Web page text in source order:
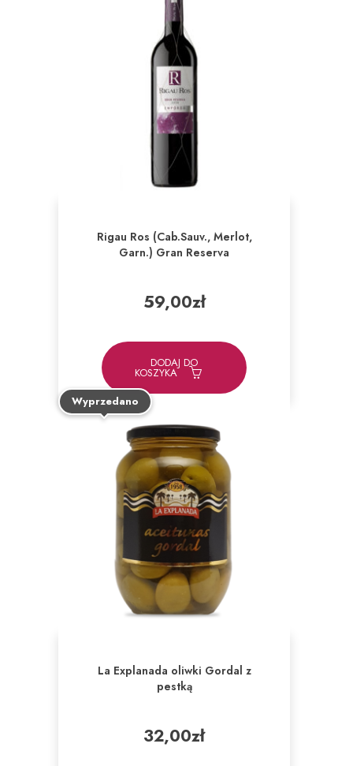
Rigau Ros (Cab.Sauv., Merlot,
Garn.) Gran Reserva
59,00zł
DODAJ DO
KOSZYKA
Wyprzedano
La Explanada oliwki Gordal z
pestką
32,00zł